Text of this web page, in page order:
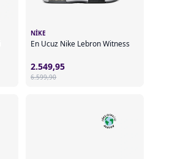
NIKE
En Ucuz Nike Lebron Witness
2.549,95
6.599,90